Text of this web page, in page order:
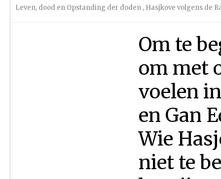
Leven, dood en Opstanding der doden , Hasjkove volgens de
Om te
om met
voelen
en Gan
Wie
niet te